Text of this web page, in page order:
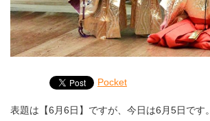
Pocket
表題は【6月6日】ですが、今日は6月5日です。